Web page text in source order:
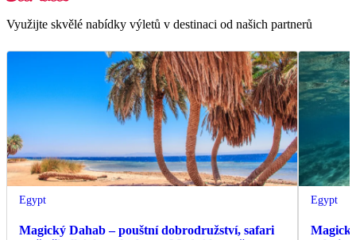
Využijte skvělé nabídky výletů v destinaci od našich partnerů
Egypt
Magický Dahab – pouštní dobrodružství, safari
Egypt